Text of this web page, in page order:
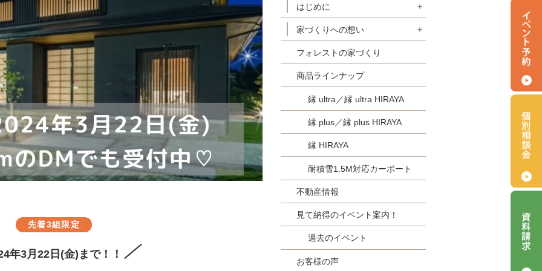
先着3組限定
年3月22日(金)まで！！
はじめに
初めての方へ
【定価制】 明朗会計FOREST
スタイル
選ばれる『８つ』の理由
家づくりの流れ
フォレスト × SDGs
家づくりへの想い
FORESTの家-理念
FORESTの家-フェアプライス
FORESTの家-地盤保証
FORESTの家-住宅保証とアフ
ターサービス
フォレストの家づくり
商品ラインナップ
縁 ultra／縁 ultra HIRAYA
縁 plus／縁 plus HIRAYA
縁 HIRAYA
耐積雪1.5M対応カーポート
不動産情報
見て納得のイベント案内！
過去のイベント
お客様の声